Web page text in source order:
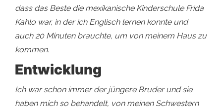
dass das Beste die mexikanische Kinderschule Frida
Kahlo war, in der ich Englisch lernen konnte und
auch 20 Minuten brauchte, um von meinem Haus zu
kommen.
Entwicklung
Ich war schon immer der jüngere Bruder und sie
haben mich so behandelt, von meinen Schwestern